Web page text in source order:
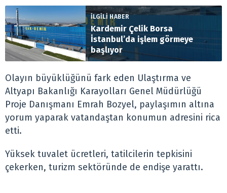
İLGİLİ HABER
Kardemir Çelik Borsa
İstanbul’da işlem görmeye
başlıyor
Olayın büyüklüğünü fark eden Ulaştırma ve
Altyapı Bakanlığı Karayolları Genel Müdürlüğü
Proje Danışmanı Emrah Bozyel, paylaşımın altına
yorum yaparak vatandaştan konumun adresini rica
etti.
Yüksek tuvalet ücretleri, tatilcilerin tepkisini
çekerken, turizm sektöründe de endişe yarattı.